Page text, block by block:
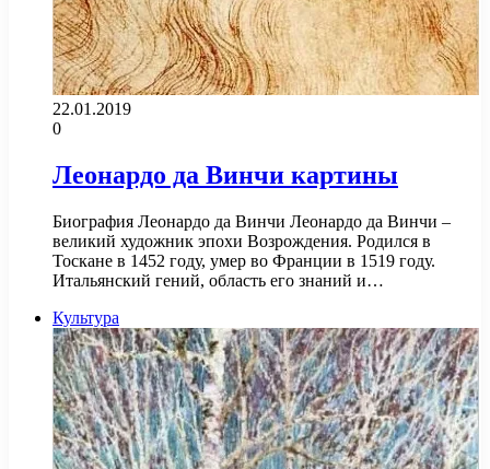
22.01.2019
0
Леонардо да Винчи картины
Биография Леонардо да Винчи Леонардо да Винчи –
великий художник эпохи Возрождения. Родился в
Тоскане в 1452 году, умер во Франции в 1519 году.
Итальянский гений, область его знаний и…
Культура